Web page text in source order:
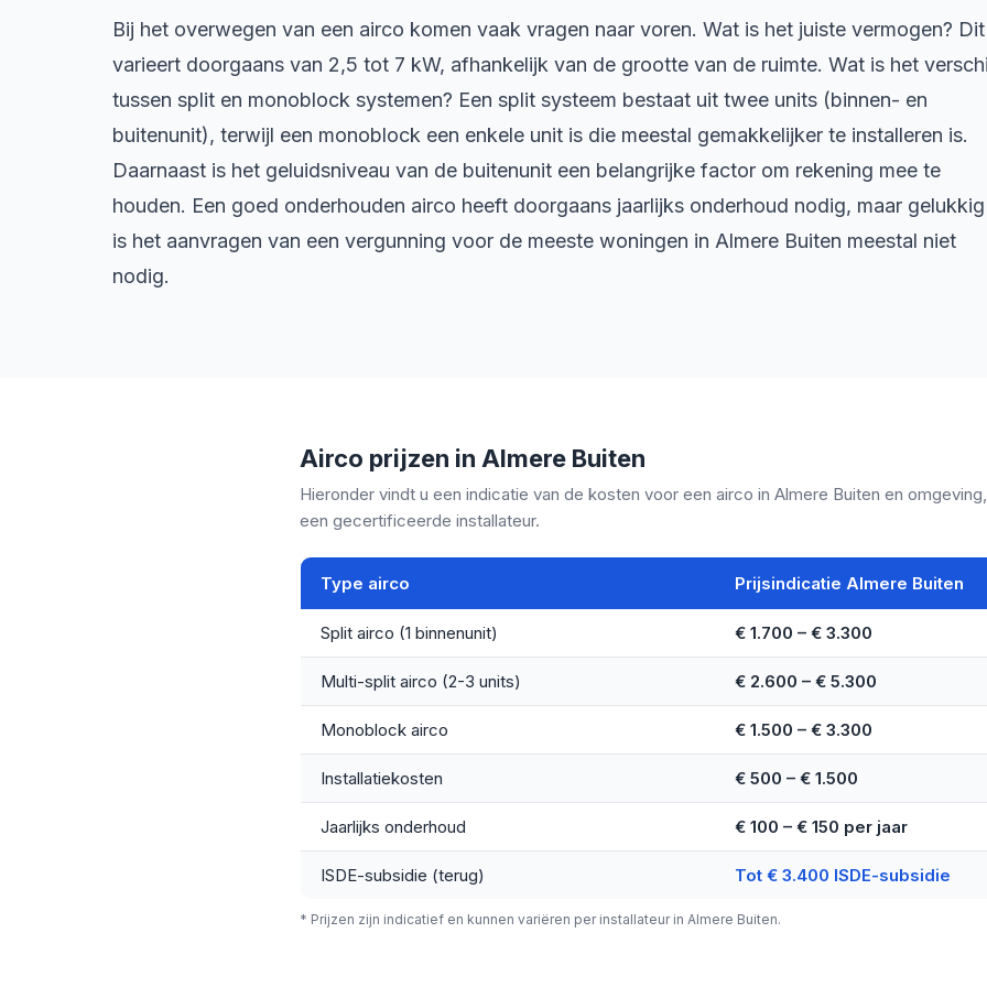
Bij het overwegen van een airco komen vaak vragen naar voren. Wat is het juiste vermogen? Dit
varieert doorgaans van 2,5 tot 7 kW, afhankelijk van de grootte van de ruimte. Wat is het
tussen split en monoblock systemen? Een split systeem bestaat uit twee units (binnen- en
buitenunit), terwijl een monoblock een enkele unit is die meestal gemakkelijker te installeren is.
Daarnaast is het geluidsniveau van de buitenunit een belangrijke factor om rekening mee te
houden. Een goed onderhouden airco heeft doorgaans jaarlijks onderhoud nodig, maar gelukkig
is het aanvragen van een vergunning voor de meeste woningen in Almere Buiten meestal niet
nodig.
Airco prijzen in Almere Buiten
Hieronder vindt u een indicatie van de kosten voor een airco in Almere Buiten en
een gecertificeerde installateur.
Type airco Prijsindicatie Almere Buiten
Split airco (1 binnenunit) € 1.700 – € 3.300
Multi-split airco (2-3 units) € 2.600 – € 5.300
Monoblock airco € 1.500 – € 3.300
Installatiekosten € 500 – € 1.500
Jaarlijks onderhoud € 100 – € 150 per jaar
ISDE-subsidie (terug) Tot € 3.400 ISDE-subsidie
* Prijzen zijn indicatief en kunnen variëren per installateur in Almere Buiten.